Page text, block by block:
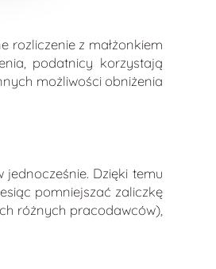
rozliczenie z małżonkiem
podatnicy korzystają
możliwości obniżenia
Dzięki temu
pomniejszać zaliczkę
różnych pracodawców),